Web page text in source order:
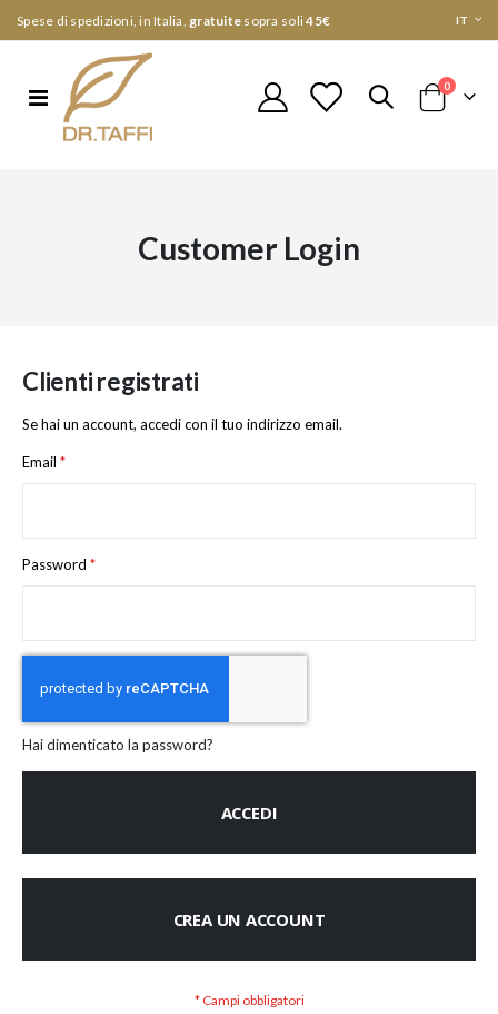
Spese di spedizioni, in Italia, gratuite sopra soli45€ Lingua
IT
Toggle
Nav
Cart
0elementi
Customer Login
Clienti registrati
Se hai un account, accedi con il tuo indirizzo email.
Email
Password
Hai dimenticato la password?
ACCEDI
CREA UN ACCOUNT